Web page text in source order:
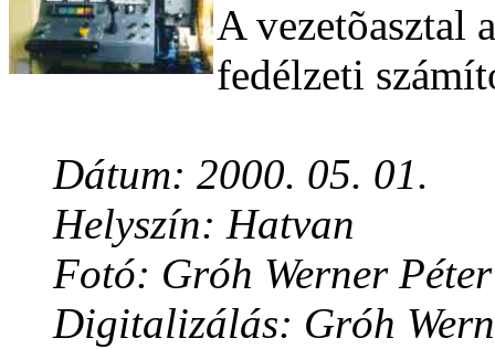
A vezetõasztal
fedélzeti
Dátum: 2000. 05. 01.
Helyszín: Hatvan
Fotó: Gróh Werner Péter
Digitalizálás: Gróh